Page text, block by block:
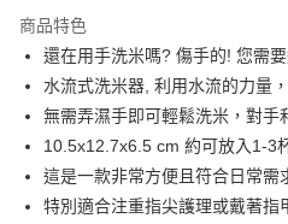
合作金庫商業銀行
華南商業銀行
上海商業儲蓄銀行
國泰世華商業銀行
臺灣中小企業銀行
匯豐（台灣）商業銀行
聯邦商業銀行
元大商業銀行
超商取貨付款
LINE Pay
街口支付
商品特色
還在用手洗米嗎? 傷手的! 您需
水流式洗米器, 利用水流的力量
無需弄濕手即可輕鬆洗米，對手
10.5x12.7x6.5 cm 約可放入1-3
這是一款非常方便且符合日常需
特別適合注重指尖護理或戴著指